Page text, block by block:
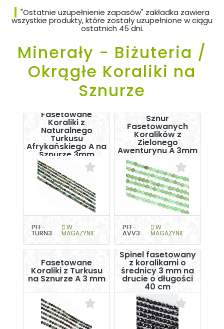
"Ostatnie uzupełnienie zapasów" zakładka zawiera
wszystkie produkty, które zostały uzupełnione w ciągu
ostatnich 45 dni.
Minerały - Biżuteria /
Okrągłe Koraliki na
Sznurze
Fasetowane
Koraliki z
Naturalnego
Turkusu
Afrykańskiego A na
Sznurze 3mm
PFF-
TURN3
W
MAGAZYNIE
Sznur
Fasetowanych
Koralików z
Zielonego
Awenturynu A 3mm
PFF-
AVV3
W
MAGAZYNIE
Fasetowane
Koraliki z Turkusu
na Sznurze A 3 mm
Spinel fasetowany
z koralikami o
średnicy 3 mm na
drucie o długości
40 cm